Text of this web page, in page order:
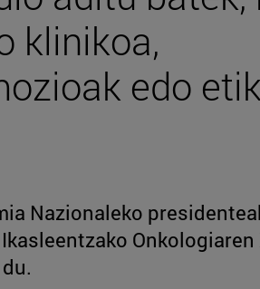
klinikoa,
edo
Nazionaleko
Onkologiaren